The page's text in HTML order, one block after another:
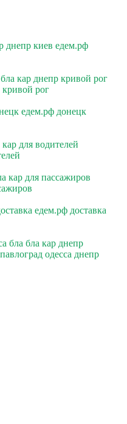
днепр киев едем.рф
кар днепр кривой рог
рог
едем.рф донецк
для водителей
кар для пассажиров
едем.рф доставка
бла бла кар днепр
одесса днепр